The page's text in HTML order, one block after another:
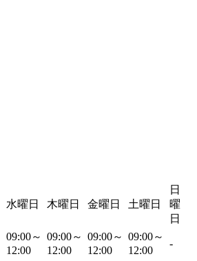
水曜日 木曜日 金曜日 土曜日
日
曜
日
09:00～
12:00
09:00～
12:00
09:00～
12:00
09:00～
12:00
-